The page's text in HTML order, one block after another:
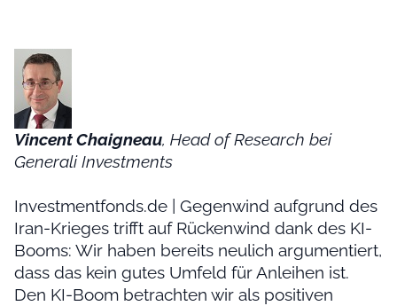
Vincent Chaigneau, Head of Research bei
Generali Investments
Investmentfonds.de | Gegenwind aufgrund des
Iran-Krieges trifft auf Rückenwind dank des KI-
Booms: Wir haben bereits neulich argumentiert,
dass das kein gutes Umfeld für Anleihen ist.
Den KI-Boom betrachten wir als positiven